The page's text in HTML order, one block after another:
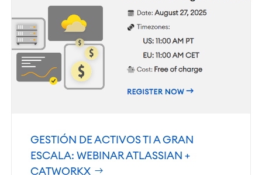
GESTIÓN DE ACTIVOS TI A GRAN
ESCALA: WEBINAR ATLASSIAN +
CATWORKX